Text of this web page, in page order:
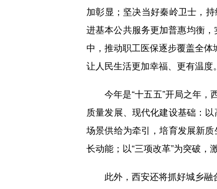
加彰显；坚决当好秦岭卫士，
进基本公共服务更加普惠均衡
中，推动职工医保逐步覆盖全体
让人民生活更加幸福、更有温度。
今年是“十五五”开局之年，
质量发展、现代化建设基础：
场景供给为牵引，培育发展新
长动能；以“三项改革”为突破，
此外，西安还将抓好城乡融合